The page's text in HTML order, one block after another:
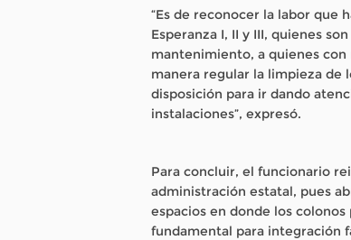
“Es de reconocer la labor que
Esperanza I, II y III, quienes
mantenimiento, a quienes
manera regular la limpieza de
disposición para ir dando
instalaciones”, expresó.
Para concluir, el funcionario
administración estatal, pues
espacios en donde los
fundamental para integración